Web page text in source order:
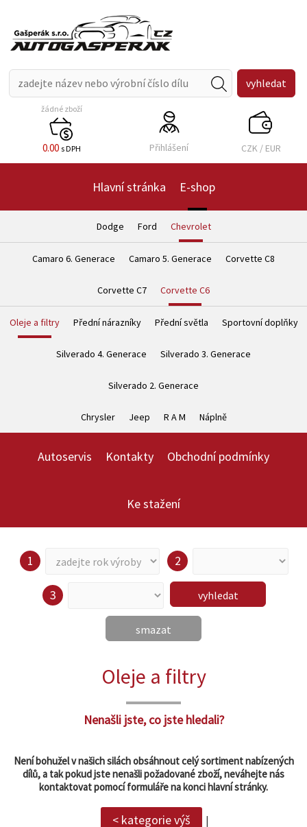
žádné zboží
0.00 s DPH Přihlášení CZK/ EUR
Hlavní stránka E-shop
Dodge Ford Chevrolet
Camaro 6. Generace Camaro 5. Generace Corvette C8
Corvette C7 Corvette C6
Oleje a filtry Přední nárazníky Přední světla Sportovní doplňky
Silverado 4. Generace Silverado 3. Generace
Silverado 2. Generace
Chrysler Jeep R A M Náplně
Autoservis Kontakty Obchodní podmínky
Ke stažení
vyhledat
smazat
Oleje a filtry
Nenašli jste, co jste hledali?
Není bohužel v našich silách obsáhnout celý sortiment nabízených
dílů, a tak pokud jste nenašli požadované zboží, neváhejte nás
kontaktovat pomocí formuláře na konci hlavní stránky.
< kategorie výš |
zobrazit
detail